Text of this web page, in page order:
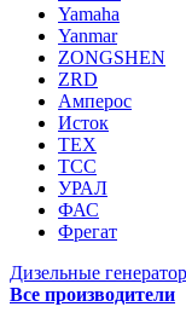
Yamaha
Yanmar
ZONGSHEN
ZRD
Амперос
Исток
ТЕХ
ТСС
УРАЛ
ФАС
Фрегат
Дизельные
Все производители